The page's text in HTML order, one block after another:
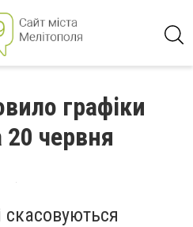
графіки
червня
скасовуються